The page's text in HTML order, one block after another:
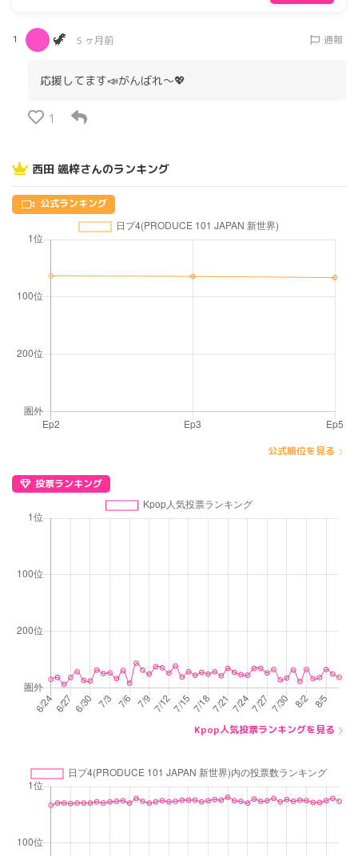
1 🦖 5 ヶ月前 通報
応援してます📣がんばれ〜💖
1
西田 颯梓さんのランキング
公式ランキング
公式順位を見る
投票ランキング
Kpop人気投票ランキングを見る